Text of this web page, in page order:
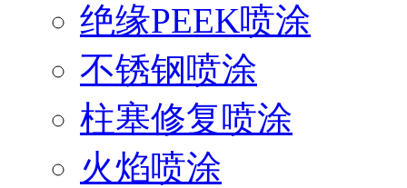
绝缘PEEK喷涂
不锈钢喷涂
柱塞修复喷涂
火焰喷涂